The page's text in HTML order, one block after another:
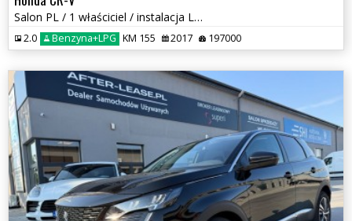
Salon PL / 1 właściciel / instalacja LPG /
2.0 Benzyna+LPG KM 155 2017 197000